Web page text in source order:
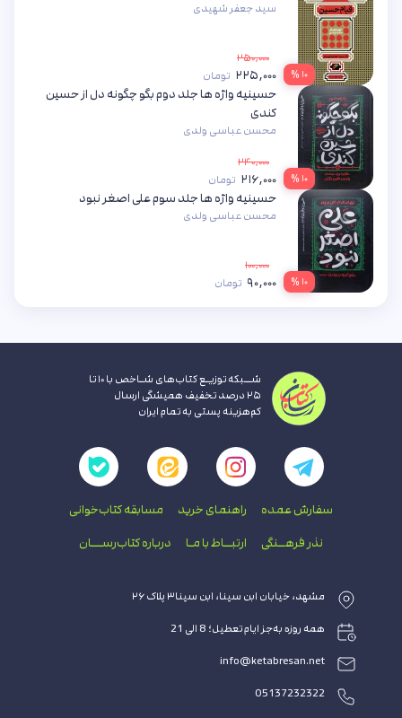
۱۰ %
سید جعفر شهیدی
۲۵۰,۰۰۰
۲۲۵,۰۰۰ تومان
۱۰ %
حسینیه واژه ها جلد دوم بگو چگونه دل از حسین
کندی
محسن عباسی ولدی
۲۴۰,۰۰۰
۲۱۶,۰۰۰ تومان
۱۰ %
حسینیه واژه ها جلد سوم علی اصغر نبود
محسن عباسی ولدی
۱۰۰,۰۰۰
۹۰,۰۰۰ تومان
شــبکه توزیـع کتاب‌های شـاخص با ۱۰ تا
۲۵ درصد تخفیف همیشگی ارسال
کم‌هزینه پستی به تمام ایران
سفارش عمده راهنمای‌ خرید مسابقه کتاب‌خوانی
نذر فرهــنگی ارتبــاط با‌ مـا درباره کتاب‌رســـان
مشهد، خیابان ابن سینا، ابن سینا۳ پلاک ۲۶
همه روزه به‌جز ایام تعطیل؛ 8 الی 21
info@ketabresan.net
05137232322